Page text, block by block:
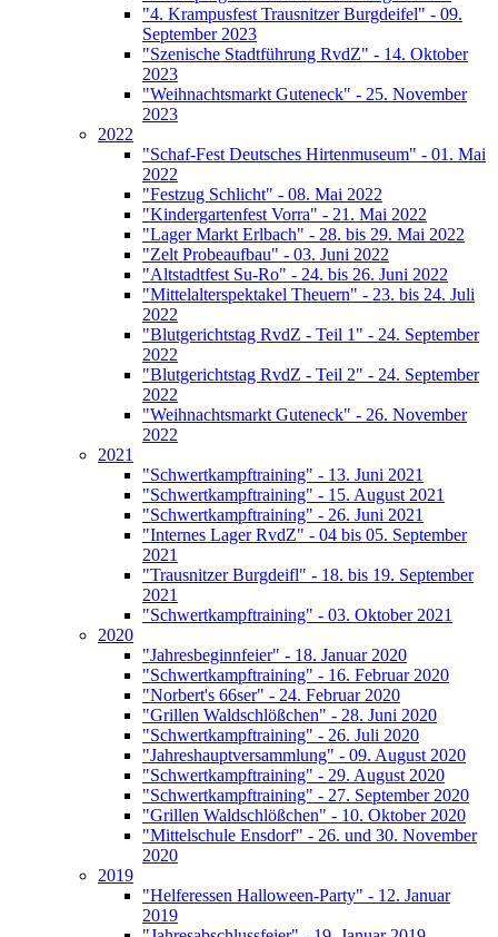
"4. Krampusfest Trausnitzer Burgdeifel" - 09.
September 2023
"Szenische Stadtführung RvdZ" - 14. Oktober
2023
"Weihnachtsmarkt Guteneck" - 25. November
2023
2022
"Schaf-Fest Deutsches Hirtenmuseum" - 01. Mai
2022
"Festzug Schlicht" - 08. Mai 2022
"Kindergartenfest Vorra" - 21. Mai 2022
"Lager Markt Erlbach" - 28. bis 29. Mai 2022
"Zelt Probeaufbau" - 03. Juni 2022
"Altstadtfest Su-Ro" - 24. bis 26. Juni 2022
"Mittelalterspektakel Theuern" - 23. bis 24. Juli
2022
"Blutgerichtstag RvdZ - Teil 1" - 24. September
2022
"Blutgerichtstag RvdZ - Teil 2" - 24. September
2022
"Weihnachtsmarkt Guteneck" - 26. November
2022
2021
"Schwertkampftraining" - 13. Juni 2021
"Schwertkampftraining" - 15. August 2021
"Schwertkampftraining" - 26. Juni 2021
"Internes Lager RvdZ" - 04 bis 05. September
2021
"Trausnitzer Burgdeifl" - 18. bis 19. September
2021
"Schwertkampftraining" - 03. Oktober 2021
2020
"Jahresbeginnfeier" - 18. Januar 2020
"Schwertkampftraining" - 16. Februar 2020
"Norbert's 66ser" - 24. Februar 2020
"Grillen Waldschlößchen" - 28. Juni 2020
"Schwertkampftraining" - 26. Juli 2020
"Jahreshauptversammlung" - 09. August 2020
"Schwertkampftraining" - 29. August 2020
"Schwertkampftraining" - 27. September 2020
"Grillen Waldschlößchen" - 10. Oktober 2020
"Mittelschule Ensdorf" - 26. und 30. November
2020
2019
"Helferessen Halloween-Party" - 12. Januar
2019